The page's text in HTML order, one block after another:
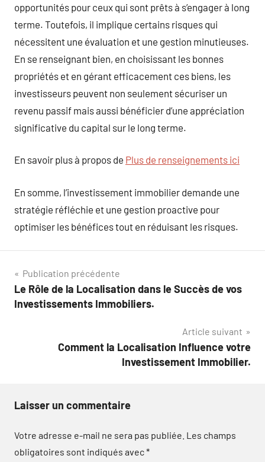
opportunités pour ceux qui sont prêts à s’engager à long
terme. Toutefois, il implique certains risques qui
nécessitent une évaluation et une gestion minutieuses.
En se renseignant bien, en choisissant les bonnes
propriétés et en gérant efficacement ces biens, les
investisseurs peuvent non seulement sécuriser un
revenu passif mais aussi bénéficier d’une appréciation
significative du capital sur le long terme.
En savoir plus à propos de Plus de renseignements ici
En somme, l’investissement immobilier demande une
stratégie réfléchie et une gestion proactive pour
optimiser les bénéfices tout en réduisant les risques.
Navigation
de
Publication précédente
Le Rôle de la Localisation dans le Succès de vos
Investissements Immobiliers.
Article suivant
Comment la Localisation Influence votre
Investissement Immobilier.
Laisser un commentaire
Votre adresse e-mail ne sera pas publiée. Les champs
obligatoires sont indiqués avec*